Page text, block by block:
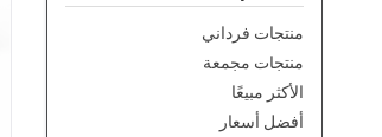
منتجات فرداني
منتجات مجمعة
الأكثر مبيعًا
أفضل أسعار